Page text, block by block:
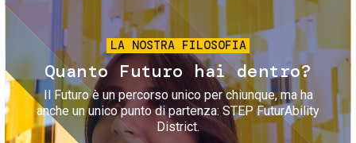
LA NOSTRA FILOSOFIA
Quanto Futuro hai dentro?
Il Futuro è un percorso unico per chiunque, ma ha
anche un unico punto di partenza: STEP FuturAbility
District.